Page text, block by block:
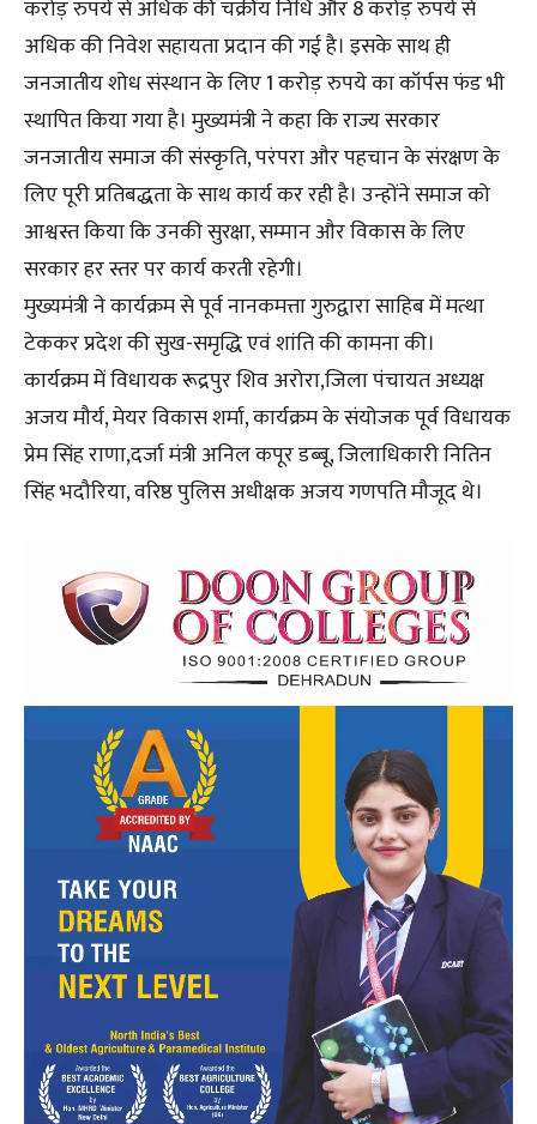
करोड़ रुपये से अधिक की चक्रीय निधि और 8 करोड़ रुपये से
अधिक की निवेश सहायता प्रदान की गई है। इसके साथ ही
जनजातीय शोध संस्थान के लिए 1 करोड़ रुपये का कॉर्पस फंड भी
स्थापित किया गया है। मुख्यमंत्री ने कहा कि राज्य सरकार
जनजातीय समाज की संस्कृति, परंपरा और पहचान के संरक्षण के
लिए पूरी प्रतिबद्धता के साथ कार्य कर रही है। उन्होंने समाज को
आश्वस्त किया कि उनकी सुरक्षा, सम्मान और विकास के लिए
सरकार हर स्तर पर कार्य करती रहेगी।
मुख्यमंत्री ने कार्यक्रम से पूर्व नानकमत्ता गुरुद्वारा साहिब में मत्था
टेककर प्रदेश की सुख-समृद्धि एवं शांति की कामना की।
कार्यक्रम में विधायक रूद्रपुर शिव अरोरा,जिला पंचायत अध्यक्ष
अजय मौर्य, मेयर विकास शर्मा, कार्यक्रम के संयोजक पूर्व विधायक
प्रेम सिंह राणा,दर्जा मंत्री अनिल कपूर डब्बू, जिलाधिकारी नितिन
सिंह भदौरिया, वरिष्ठ पुलिस अधीक्षक अजय गणपति मौजूद थे।